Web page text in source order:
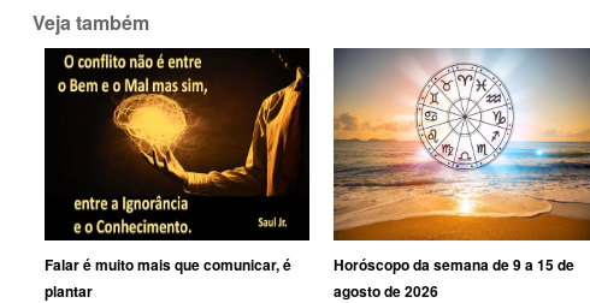
Veja também
Falar é muito mais que comunicar, é
plantar
Horóscopo da semana de 9 a 15 de
agosto de 2026